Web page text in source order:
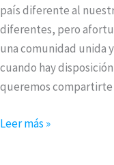
país diferente al
diferentes, pero
una comunidad unida
cuando hay
queremos compartirte
usa
Leer más »